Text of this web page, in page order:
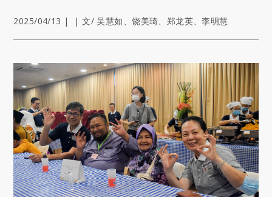
2025/04/13 | |文/ 吴慧如、饶美琦、郑龙英、李明慧